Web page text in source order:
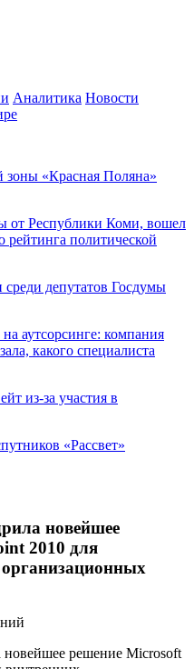
Аналитика Новости
зоны «Красная Поляна»
от Республики Коми, вошел
рейтинга политической
депутатов Госдумы
аутсорсинге: компания
какого специалиста
из-за участия в
«Рассвет»
новейшее
2010 для